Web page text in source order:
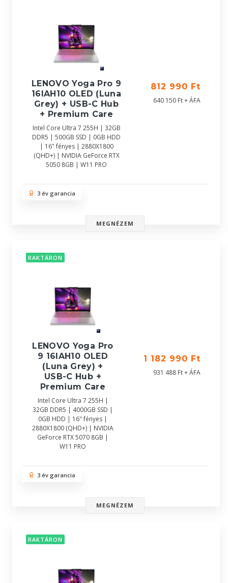
LENOVO Yoga Pro 9
16IAH10 OLED (Luna
Grey) + USB-C Hub
+ Premium Care
Intel Core Ultra 7 255H | 32GB
DDR5 | 500GB SSD | 0GB HDD
| 16" fényes | 2880X1800
(QHD+) | NVIDIA GeForce RTX
5050 8GB | W11 PRO
812 990 Ft
640 150 Ft + ÁFA
3 év garancia
MEGNÉZEM
RAKTÁRON
LENOVO Yoga Pro
9 16IAH10 OLED
(Luna Grey) +
USB-C Hub +
Premium Care
Intel Core Ultra 7 255H |
32GB DDR5 | 4000GB SSD |
0GB HDD | 16" fényes |
2880X1800 (QHD+) | NVIDIA
GeForce RTX 5070 8GB |
W11 PRO
1 182 990 Ft
931 488 Ft + ÁFA
3 év garancia
MEGNÉZEM
RAKTÁRON